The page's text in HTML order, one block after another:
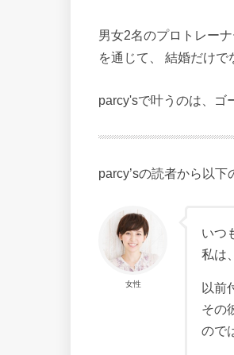
男女2名のプロトレー
を通じて、 結婚だけで
parcy'sで叶うのは、ゴ
parcy’sの読者から以下
女性
いつ
私は
以前
その
ので